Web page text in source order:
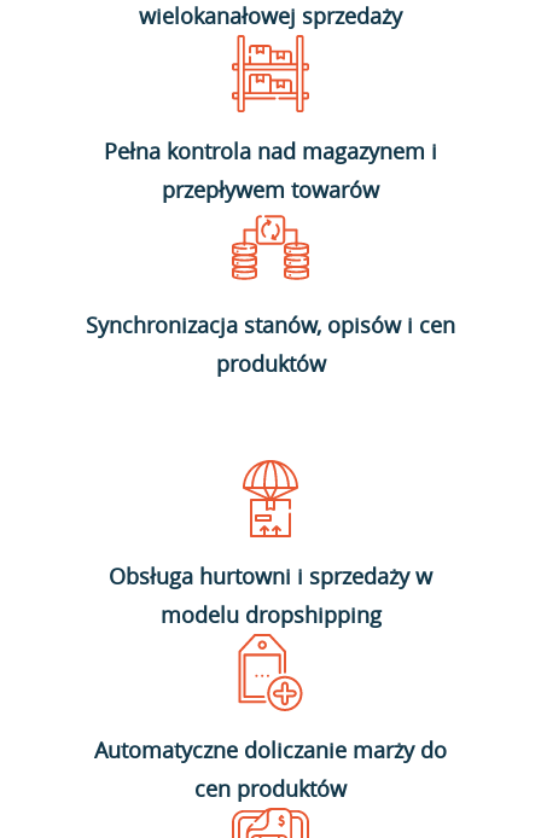
wielokanałowej sprzedaży
Pełna kontrola nad magazynem i
przepływem towarów
Synchronizacja stanów, opisów i cen
produktów
Obsługa hurtowni i sprzedaży w
modelu dropshipping
Automatyczne doliczanie marży do
cen produktów